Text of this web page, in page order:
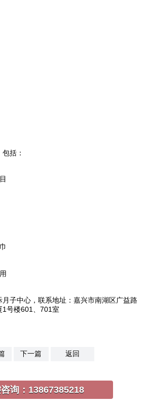
括：
子中心，联系地址：嘉兴市南湖区广益路
1号楼601、701室
下一篇 返回
询： 13867385218